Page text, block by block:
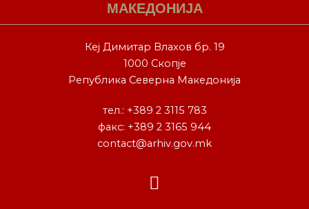
МАКЕДОНИЈА
Кеј Димитар Влахов бр. 19
1000 Скопје
Република Северна Македонија
тел.: +389 2 3115 783
факс: +389 2 3165 944
contact@arhiv.gov.mk
F
a